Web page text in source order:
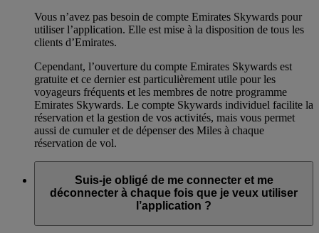
Vous n’avez pas besoin de compte Emirates Skywards pour
utiliser l’application. Elle est mise à la disposition de tous les
clients d’Emirates.
Cependant, l’ouverture du compte Emirates Skywards est
gratuite et ce dernier est particulièrement utile pour les
voyageurs fréquents et les membres de notre programme
Emirates Skywards. Le compte Skywards individuel facilite la
réservation et la gestion de vos activités, mais vous permet
aussi de cumuler et de dépenser des Miles à chaque
réservation de vol.
Suis-je obligé de me connecter et me
déconnecter à chaque fois que je veux utiliser
l’application ?